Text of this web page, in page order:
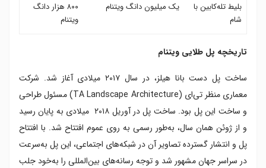
بلیط تله‌کابین با
شام
یک میلیون دانگ ویتنام
۸۰۰ هزار دانگ
ویتنام
تاریخچه پل طلایی ویتنام
ساخت پل دست بانا هیلز، در سال ۲۰۱۷ میلادی آغاز شد. شرکت
معماری منظر تی‌ای (TA Landscape Architecture) مسئول طراحی
و ساخت این پل بود. ساخت پل در آوریل ۲۰۱۸ میلادی به پایان رسید
و از ژوئن همان سال، به‌طور رسمی به‌ روی عموم افتتاح شد. با افتتاح
پل و انتشار گسترده تصاویر آن در شبکه‌های اجتماعی، این پل به‌سرعت
در سراسر جهان مشهور شد و توجه رسانه‌های بین‌المللی را به‌خود جلب